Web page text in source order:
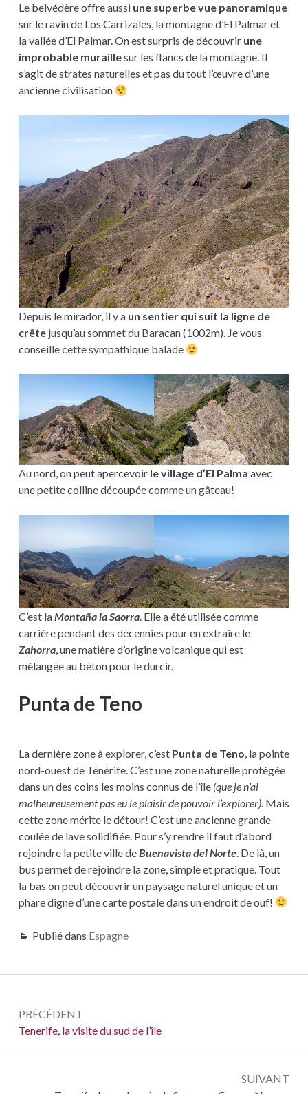
Le belvédère offre aussi une superbe vue panoramique
sur le ravin de Los Carrizales, la montagne d’El Palmar et
la vallée d’El Palmar. On est surpris de découvrir une
improbable muraillesur les flancs de la montagne. Il
s’agit de strates naturelles et pas du tout l’œuvre d’une
ancienne civilisation
Depuis le mirador, il y a un sentier qui suit la ligne de
crêtejusqu’au sommet du Baracan (1002m). Je vous
conseille cette sympathique balade
Au nord, on peut apercevoir le village d’El Palma avec
une petite colline découpée comme un gâteau!
C’est la Montaña la Saorra. Elle a été utilisée comme
carrière pendant des décennies pour en extraire le
Zahorra, une matière d’origine volcanique qui est
mélangée au béton pour le durcir.
Punta de Teno
La dernière zone à explorer, c’est Punta de Teno , la pointe
nord-ouest de Ténérife. C’est une zone naturelle protégée
dans un des coins les moins connus de l’île (que je n’ai
malheureusement pas eu le plaisir de pouvoir l’explorer). Mais
cette zone mérite le détour! C’est une ancienne grande
coulée de lave solidifiée. Pour s’y rendre il faut d’abord
rejoindre la petite ville de Buenavista del Norte. De là, un
bus permet de rejoindre la zone, simple et pratique. Tout
la bas on peut découvrir un paysage naturel unique et un
phare digne d’une carte postale dans un endroit de ouf!
Publié dans Espagne
de
l’article
PRÉCÉDENT
Précédent :
Tenerife, la visite du sud de l’île
SUIVANT